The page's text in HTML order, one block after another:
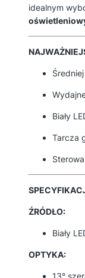
idealnym
Biały
Tarcza
ŹRÓDŁO:
Biały
OPTYKA:
13°